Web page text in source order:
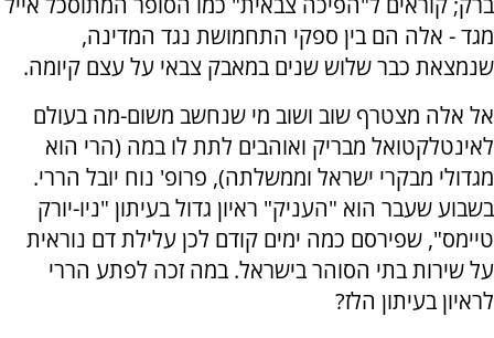
מגד - אלה הם בין ספקי התחמושת נגד המדינה,
שנמצאת כבר שלוש שנים במאבק צבאי על עצם קיומה.
אל אלה מצטרף שוב ושוב מי שנחשב משום-מה בעולם
לאינטלקטואל מבריק ואוהבים לתת לו במה (הרי הוא
מגדולי מבקרי ישראל וממשלתה), פרופ' נוח יובל הררי.
בשבוע שעבר הוא "העניק" ראיון גדול בעיתון "ניו-יורק
טיימס", שפירסם כמה ימים קודם לכן עלילת דם נוראית
על שירות בתי הסוהר בישראל. במה זכה לפתע הררי
לראיון בעיתון הלז?